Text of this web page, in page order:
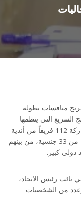
منافسات بطولة
السريع التي ينظمها
الاتحاد، بقاعة نادي دبي للشطرنج والثقافة، بمشاركة 112 فريقاً من أندية
اللعبة والأكاديميات وأندية المؤسسات والجاليات، من 33 جنسية، من بينهم
نائب رئيس الاتحاد،
وعدد من الشخصيات